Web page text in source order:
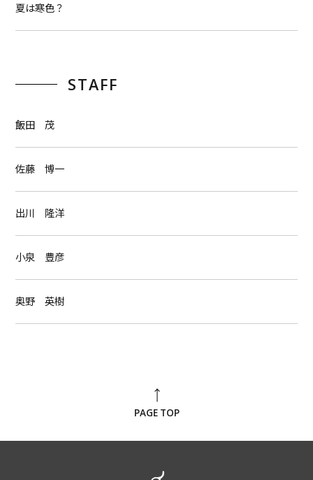
夏は寒色？
STAFF
飯田 茂
佐藤 博一
出川 隆洋
小泉 豊彦
奥野 英樹
PAGE TOP